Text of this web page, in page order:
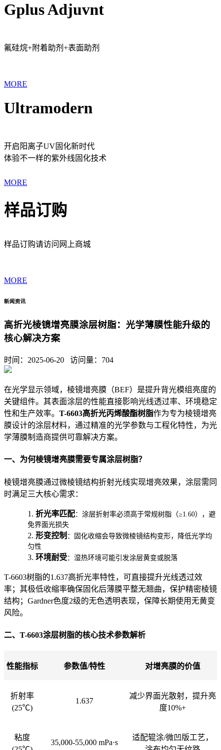
Gplus Adjuvnt
氟硅烷+附着助剂+表面助剂
MORE
Ultramodern
开启阳离子UV固化新时代
体验不一样的紫外线固化技术
MORE
样品订购
样品订购请访问网上商城
MORE
新闻资讯
高折光棱镜增亮膜涂层树脂：光学薄膜性能升级的
核心解决方案
时间：2025-06-20 访问量： 704
在光学显示领域，棱镜增亮膜（BEF）是提升背光模组亮度的
关键组件。其表面涂层的性能直接影响光线透过率、环境稳定
性和生产效率。 T-6603高折光丙烯酸酯树脂作为专为棱镜增亮
膜设计的涂层材料，通过精准的光学参数与工程化特性，为光
学薄膜制造商提供可靠解决方案。
一、为何棱镜增亮膜需要专属涂层树脂？
棱镜增亮膜通过微棱镜结构折射光线实现增亮效果，涂层需同
时满足三大核心需求：
1. 折光率匹配：涂层折射率必须高于常规树脂（≥1.60），避
免界面光损失
2. 形变控制 ：固化收缩会导致微棱镜结构变形，降低光学均
匀性
3. 环境耐受：湿热环境可能引发涂层黄变或脱落
T-6603树脂的1.637高折光率特性，可直接提升光线透过效
率；其极低收缩率确保固化后薄膜平整无翘曲，保护精密棱镜
结构；Gardner色度2级的无色透明表现，保障长期使用无黄变
风险。
二、T-6603涂层树脂的核心技术参数解析
性能指标 参数值/特性 对增亮膜的价值
折射率
(25℃)
1.637
减少界面光散射，提升亮
度10%+
粘度
35,000-55,000 mPa·s
适配辊涂/微凹版工艺，